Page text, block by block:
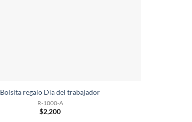
Bolsita regalo Dia del trabajador
R-1000-A
$2,200